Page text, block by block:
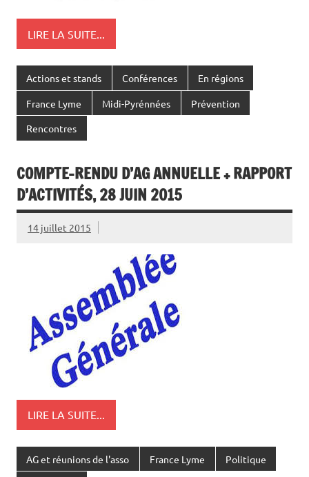
LIRE LA SUITE...
Actions et stands Conférences En régions
France Lyme Midi-Pyrénnées Prévention
Rencontres
COMPTE-RENDU D’AG ANNUELLE + RAPPORT
D’ACTIVITÉS, 28 JUIN 2015
14 juillet 2015
LIRE LA SUITE...
AG et réunions de l'asso France Lyme Politique